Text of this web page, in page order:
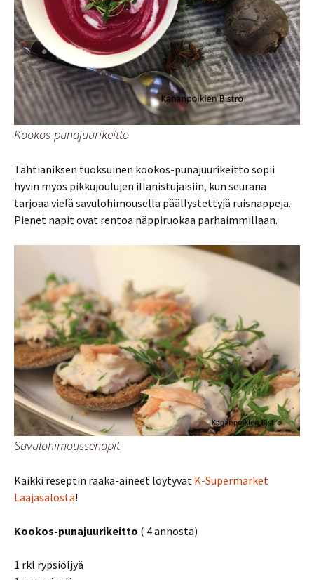
Kookos-punajuurikeitto
Tähtianiksen tuoksuinen kookos-punajuurikeitto sopii
hyvin myös pikkujoulujen illanistujaisiin, kun seurana
tarjoaa vielä savulohimousella päällystettyjä ruisnappeja.
Pienet napit ovat rentoa näppiruokaa parhaimmillaan.
Savulohimoussenapit
Kaikki reseptin raaka-aineet löytyvät K-Supermarket
Laajasalosta!
Kookos-punajuurikeitto ( 4 annosta)
1 rkl rypsiöljyä